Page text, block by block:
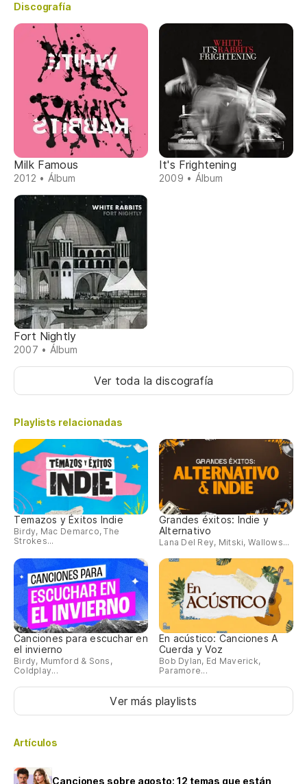
Discografía
Milk Famous
2012 • Álbum
It's Frightening
2009 • Álbum
Fort Nightly
2007 • Álbum
Ver toda la discografía
Playlists relacionadas
Temazos y Éxitos Indie
Birdy, Mac Demarco, The
Strokes...
Grandes éxitos: Indie y
Alternativo
Lana Del Rey, Mitski, Wallows...
Canciones para escuchar en
el invierno
Birdy, Mumford & Sons,
Coldplay...
En acústico: Canciones A
Cuerda y Voz
Bob Dylan, Ed Maverick,
Paramore...
Ver más playlists
Artículos
Canciones sobre agosto: 12 temas que están